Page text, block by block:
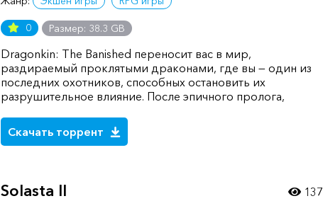
0 Размер: 38.3 GB
Dragonkin: The Banished переносит вас в мир,
раздираемый проклятыми драконами, где вы — один из
последних охотников, способных остановить их
разрушительное влияние. После эпичного пролога,
Скачать торрент
Solasta II 137